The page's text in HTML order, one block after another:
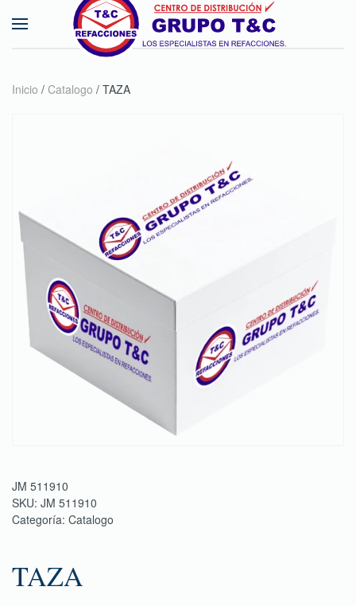
Skip to main content
Inicio / Catalogo / TAZA
JM 511910
SKU: JM 511910
Categoría: Catalogo
TAZA